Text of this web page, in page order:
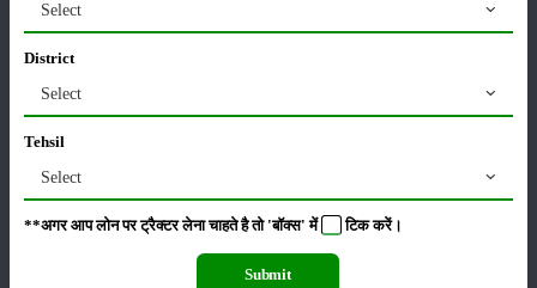
की शर्त पर कृषि विकास अधिकारी ने बताया कि, फसल के नुकसान की वजह से कृषक
श्रेणी
Select
District
Select
Tehsil
Select
**अगर आप लोन पर ट्रैक्टर लेना चाहते है तो 'बॉक्स' में टिककरें।
Submit